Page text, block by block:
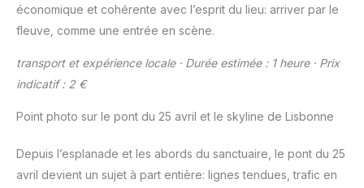
économique et cohérente avec l’esprit du lieu: arriver par le
fleuve, comme une entrée en scène.
transport et expérience locale · Durée estimée : 1 heure · Prix
indicatif : 2 €
Point photo sur le pont du 25 avril et le skyline de Lisbonne
Depuis l’esplanade et les abords du sanctuaire, le pont du 25
avril devient un sujet à part entière: lignes tendues, trafic en